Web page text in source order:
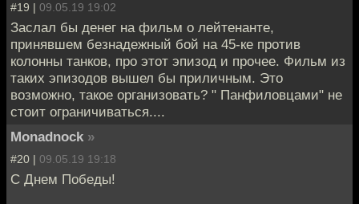
#19 | 09.05.19 19:02
Заслал бы денег на фильм о лейтенанте,
принявшем безнадежный бой на 45-ке против
колонны танков, про этот эпизод и прочее. Фильм из
таких эпизодов вышел бы приличным. Это
возможно, такое организовать? " Панфиловцами" не
стоит ограничиваться....
Monadnock »
#20 | 09.05.19 19:18
С Днем Победы!